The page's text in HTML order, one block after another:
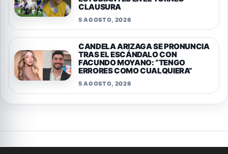
CLAUSURA
5 AGOSTO, 2026
CANDELA ARIZAGA SE PRONUNCIA
TRAS EL ESCÁNDALO CON
FACUNDO MOYANO: “TENGO
ERRORES COMO CUALQUIERA”
5 AGOSTO, 2026
PrivacidadCookiesTerminos y condicionesAviso legal